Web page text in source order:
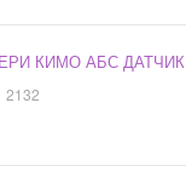
КИМО АБС ДАТЧИК
2132